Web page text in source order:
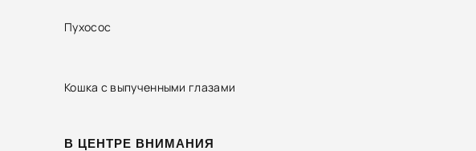
Пухосос
Кошка с выпученными глазами
В ЦЕНТРЕ ВНИМАНИЯ